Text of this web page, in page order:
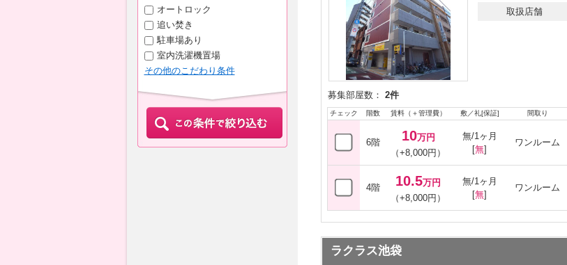
オートロック
追い焚き
駐車場あり
室内洗濯機置場
その他のこだわり条件
取扱店舗
募集部屋数： 2件
チェック 階数 賃料（＋管理費） 敷／礼[保証] 間取り
6階 10万円
（+8,000円）
無/1ヶ月
[無]
ワンルーム
4階 10.5万円
（+8,000円）
無/1ヶ月
[無]
ワンルーム
ラクラス池袋